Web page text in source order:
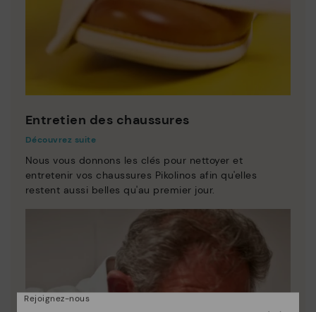
Entretien des chaussures
Découvrez suite
Nous vous donnons les clés pour nettoyer et
entretenir vos chaussures Pikolinos afin qu'elles
restent aussi belles qu'au premier jour.
Rejoignez-nous